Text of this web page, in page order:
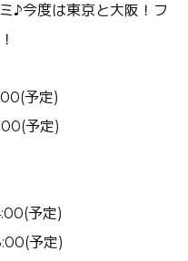
♪今度は東京と大阪！フ
予定)
予定)
予定)
予定)